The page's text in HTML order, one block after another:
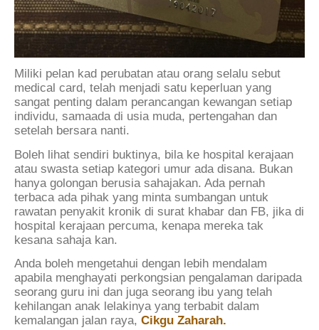
Miliki pelan kad perubatan atau orang selalu sebut
medical card, telah menjadi satu keperluan yang
sangat penting dalam perancangan kewangan setiap
individu, samaada di usia muda, pertengahan dan
setelah bersara nanti.
Boleh lihat sendiri buktinya, bila ke hospital kerajaan
atau swasta setiap kategori umur ada disana. Bukan
hanya golongan berusia sahajakan. Ada pernah
terbaca ada pihak yang minta sumbangan untuk
rawatan penyakit kronik di surat khabar dan FB, jika di
hospital kerajaan percuma, kenapa mereka tak
kesana sahaja kan.
Anda boleh mengetahui dengan lebih mendalam
apabila menghayati perkongsian pengalaman daripada
seorang guru ini dan juga seorang ibu yang telah
kehilangan anak lelakinya yang terbabit dalam
kemalangan jalan raya, Cikgu Zaharah.